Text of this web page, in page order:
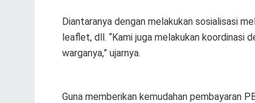
Diantaranya dengan melakukan sosialisasi
leaflet, dll. “Kami juga melakukan koordinasi
warganya,” ujarnya.
Guna memberikan kemudahan pembayaran